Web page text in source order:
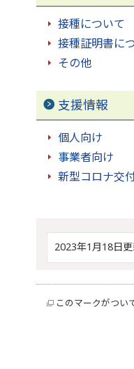
接種について
接種証明書に
その他
支援情報
個人向け
事業者向け
新型コロナ交
2023年1月18日
このマークがつい